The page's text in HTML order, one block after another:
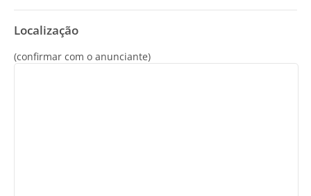
Localização
(confirmar com o anunciante)